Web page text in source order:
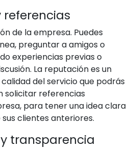
referencias
de la empresa. Puedes
preguntar a amigos o
experiencias previas o
La reputación es un
del servicio que podrás
solicitar referencias
para tener una idea clara
clientes anteriores.
transparencia